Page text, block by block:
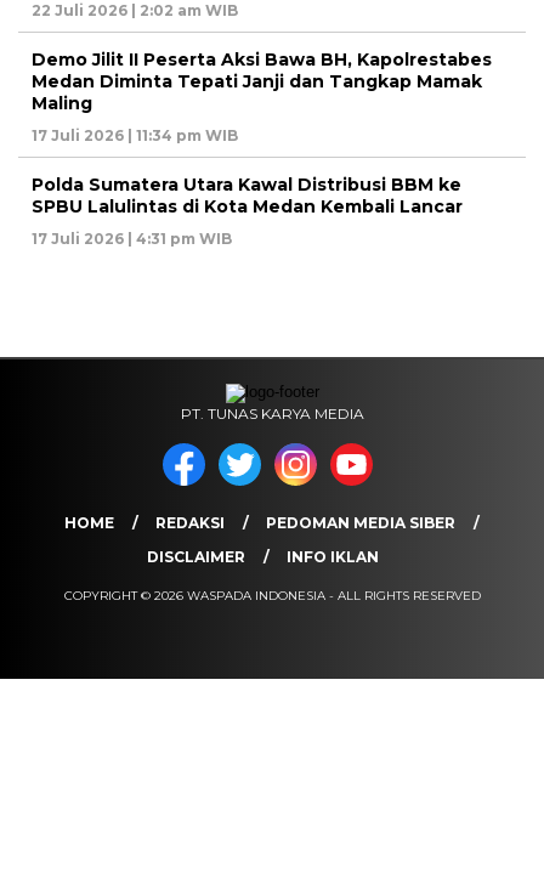
22 Juli 2026 | 2:02 am WIB
Demo Jilit II Peserta Aksi Bawa BH, Kapolrestabes
Medan Diminta Tepati Janji dan Tangkap Mamak
Maling
17 Juli 2026 | 11:34 pm WIB
Polda Sumatera Utara Kawal Distribusi BBM ke
SPBU Lalulintas di Kota Medan Kembali Lancar
17 Juli 2026 | 4:31 pm WIB
PT. TUNAS KARYA MEDIA
HOME REDAKSI
PEDOMAN MEDIA SIBER
DISCLAIMER
INFO IKLAN
COPYRIGHT © 2026 WASPADA INDONESIA - ALL RIGHTS RESERVED